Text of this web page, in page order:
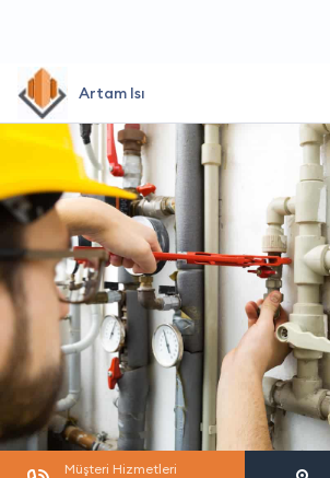
Artam Isı
Müşteri Hizmetleri